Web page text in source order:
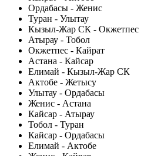
Ордабасы - Женис
Туран - Улытау
Кызыл-Жар СК - Окжетпес
Атырау - Тобол
Окжетпес - Кайрат
Астана - Кайсар
Елимай - Кызыл-Жар СК
Актобе - Жетысу
Улытау - Ордабасы
Женис - Астана
Кайсар - Атырау
Тобол - Туран
Кайсар - Ордабасы
Елимай - Актобе